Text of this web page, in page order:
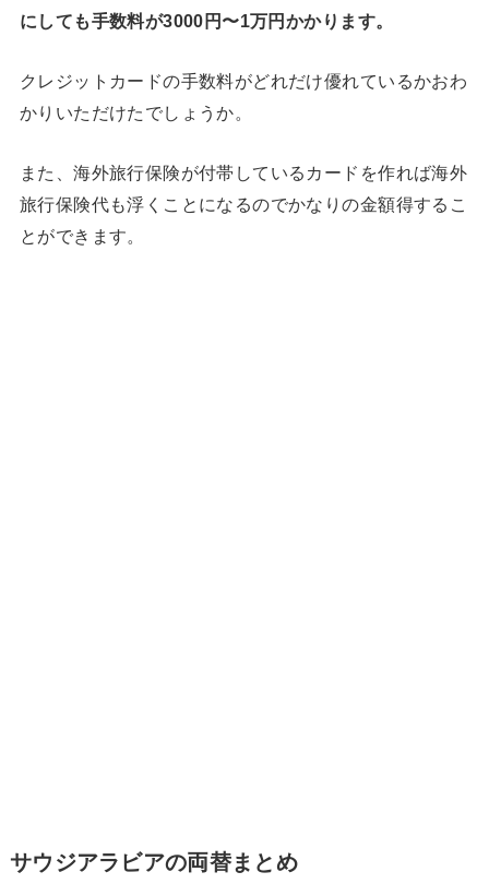
にしても手数料が3000円〜1万円かかります。
クレジットカードの手数料がどれだけ優れているかおわ
かりいただけたでしょうか。
また、海外旅行保険が付帯しているカードを作れば海外
旅行保険代も浮くことになるのでかなりの金額得するこ
とができます。
サウジアラビアの両替まとめ